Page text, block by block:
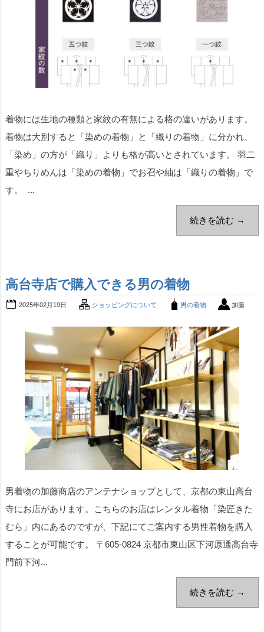
着物には生地の種類と家紋の有無による格の違いがあります。
着物は大別すると「染めの着物」と「織りの着物」に分かれ、
「染め」の方が「織り」よりも格が高いとされています。 羽二
重やちりめんは「染めの着物」でお召や紬は「織りの着物」で
す。 ...
続きを読む →
高台寺店で購入できる男の着物
2025年02月19日 ショッピングについて 男の着物 加藤
男着物の加藤商店のアンテナショップとして、京都の東山高台
寺にお店があります。こちらのお店はレンタル着物「染匠きた
むら」内にあるのですが、下記にてご案内する男性着物を購入
することが可能です。 〒605-0824 京都市東山区下河原通高台寺
門前下河...
続きを読む →